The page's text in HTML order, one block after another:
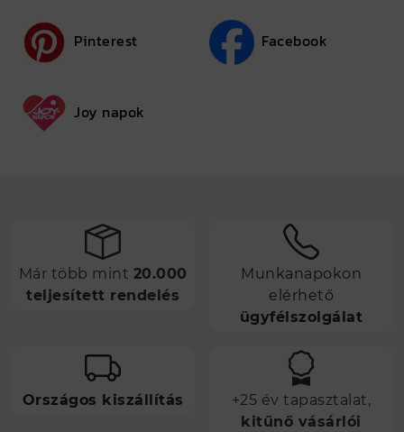
Pinterest Facebook
Joy napok
Már több mint 20.000
teljesített rendelés
Munkanapokon
elérhető
ügyfélszolgálat
Országos kiszállítás
+25 év tapasztalat,
kitűnő vásárlói